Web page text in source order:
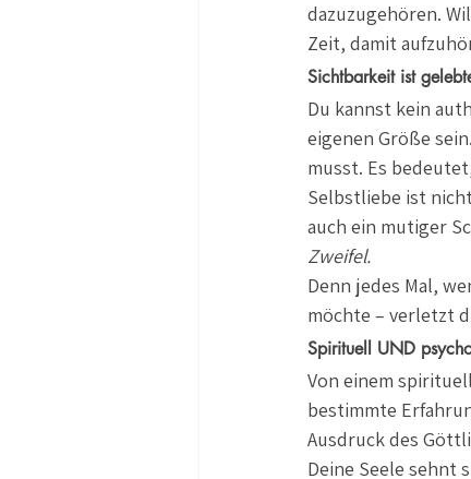
dazuzugehören.
Zeit, damit
Sichtbarkeit ist
Du kannst kein
eigenen Größe
musst. Es
Selbstliebe ist
auch ein mutiger
Zweifel.
Denn jedes Mal,
möchte – verletzt
Spirituell UND
Von einem
bestimmte
Ausdruck des
Deine Seele sehnt